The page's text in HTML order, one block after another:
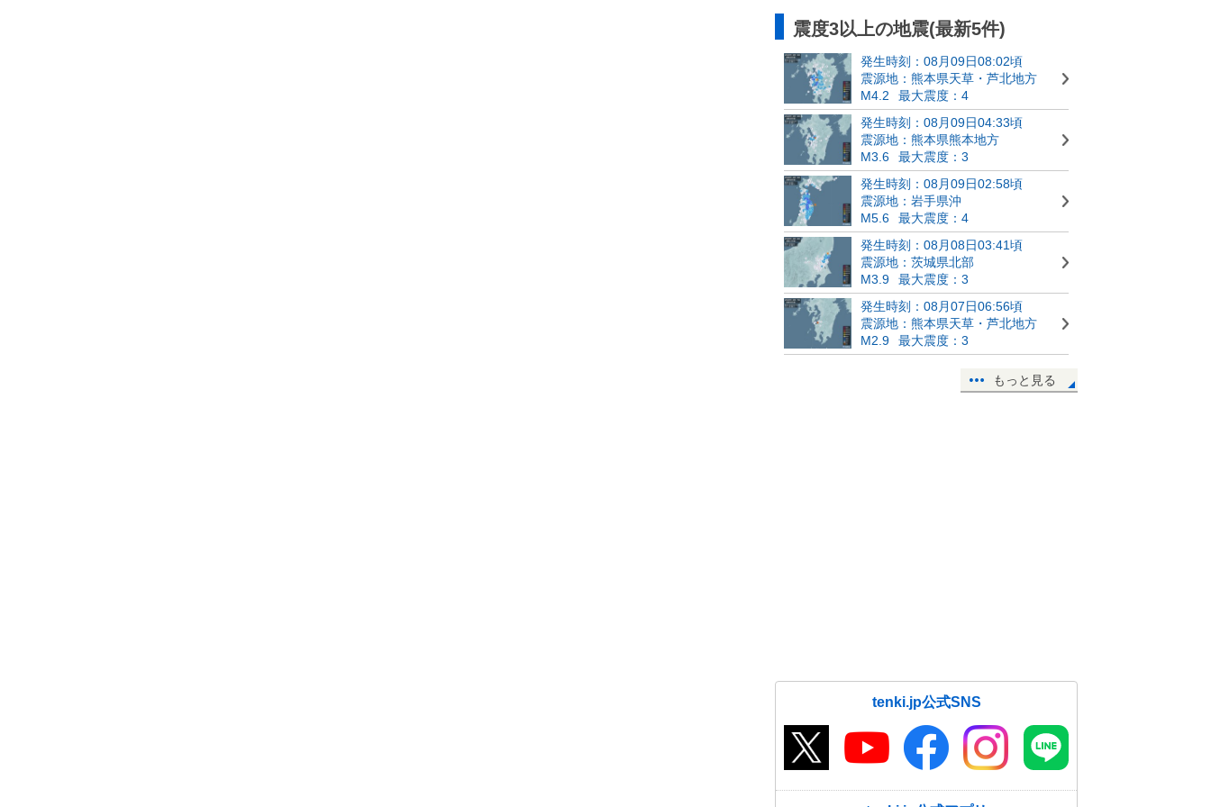
震度3以上の地震(最新5件)
発生時刻：08月09日08:02頃
震源地：熊本県天草・芦北地方
M4.2
最大震度：4
発生時刻：08月09日04:33頃
震源地：熊本県熊本地方
M3.6
最大震度：3
発生時刻：08月09日02:58頃
震源地：岩手県沖
M5.6
最大震度：4
発生時刻：08月08日03:41頃
震源地：茨城県北部
M3.9
最大震度：3
発生時刻：08月07日06:56頃
震源地：熊本県天草・芦北地方
M2.9
最大震度：3
もっと見る
tenki.jp公式SNS